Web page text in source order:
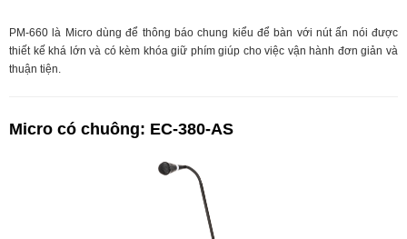
PM-660 là Micro dùng để thông báo chung kiểu để bàn với nút ấn nói được
thiết kế khá lớn và có kèm khóa giữ phím giúp cho việc vận hành đơn giản và
thuận tiện.
Micro có chuông: EC-380-AS